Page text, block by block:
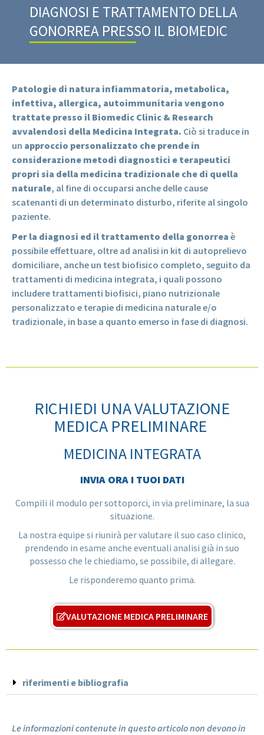
DIAGNOSI E TRATTAMENTO DELLA
GONORREA PRESSO IL BIOMEDIC
Patologie di natura infiammatoria, metabolica,
infettiva, allergica, autoimmunitaria vengono
trattate presso il Biomedic Clinic & Research
avvalendosi della Medicina Integrata. Ciò si traduce in
un approccio personalizzato che prende in
considerazione metodi diagnostici e terapeutici
propri sia della medicina tradizionale che di quella
naturale, al fine di occuparsi anche delle cause
scatenanti di un determinato disturbo, riferite al singolo
paziente.
Per la diagnosi ed il trattamento della gonorrea è
possibile effettuare, oltre ad analisi in kit di autoprelievo
domiciliare, anche un test biofisico completo, seguito da
trattamenti di medicina integrata, i quali possono
includere trattamenti biofisici, piano nutrizionale
personalizzato e terapie di medicina naturale e/o
tradizionale, in base a quanto emerso in fase di diagnosi.
RICHIEDI UNA VALUTAZIONE
MEDICA PRELIMINARE
MEDICINA INTEGRATA
INVIA ORA I TUOI DATI
Compili il modulo per sottoporci, in via preliminare, la sua
situazione.
La nostra equipe si riunirà per valutare il suo caso clinico,
prendendo in esame anche eventuali analisi già in suo
possesso che le chiediamo, se possibile, di allegare.
Le risponderemo quanto prima.
VALUTAZIONE MEDICA PRELIMINARE
riferimenti e bibliografia
Le informazioni contenute in questo articolo non devono in